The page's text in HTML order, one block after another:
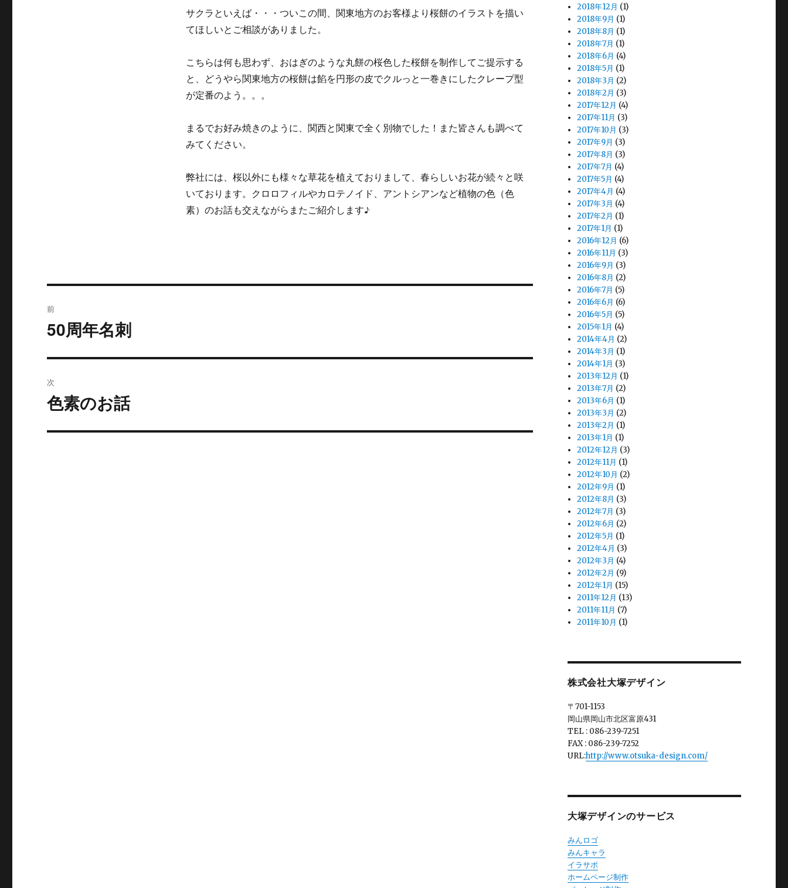
サクラといえば・・・ついこの間、関東地方のお客様より桜餅のイラストを描い
てほしいとご相談がありました。
こちらは何も思わず、おはぎのような丸餅の桜色した桜餅を制作してご提示する
と、どうやら関東地方の桜餅は餡を円形の皮でクルっと一巻きにしたクレープ型
が定番のよう。。。
まるでお好み焼きのように、関西と関東で全く別物でした！また皆さんも調べて
みてください。
弊社には、桜以外にも様々な草花を植えておりまして、春らしいお花が続々と咲
いております。クロロフィルやカロテノイド、アントシアンなど植物の色（色
素）のお話も交えながらまたご紹介します♪
稿
ゲ
前
過
の
投
稿:
50周年名刺
次
次
投
色素のお話
2018年12月 (1)
2018年9月 (1)
2018年8月 (1)
2018年7月 (1)
2018年6月 (4)
2018年5月 (1)
2018年3月 (2)
2018年2月 (3)
2017年12月 (4)
2017年11月 (3)
2017年10月 (3)
2017年9月 (3)
2017年8月 (3)
2017年7月 (4)
2017年5月 (4)
2017年4月 (4)
2017年3月 (4)
2017年2月 (1)
2017年1月 (1)
2016年12月 (6)
2016年11月 (3)
2016年9月 (3)
2016年8月 (2)
2016年7月 (5)
2016年6月 (6)
2016年5月 (5)
2015年1月 (4)
2014年4月 (2)
2014年3月 (1)
2014年1月 (3)
2013年12月 (1)
2013年7月 (2)
2013年6月 (1)
2013年3月 (2)
2013年2月 (1)
2013年1月 (1)
2012年12月 (3)
2012年11月 (1)
2012年10月 (2)
2012年9月 (1)
2012年8月 (3)
2012年7月 (3)
2012年6月 (2)
2012年5月 (1)
2012年4月 (3)
2012年3月 (4)
2012年2月 (9)
2012年1月 (15)
2011年12月 (13)
2011年11月 (7)
2011年10月 (1)
株式会社大塚デザイン
〒701-1153
岡山県岡山市北区富原431
TEL : 086-239-7251
FAX : 086-239-7252
URL:http://www.otsuka-design.com/
大塚デザインのサービス
みんロゴ
みんキャラ
イラサポ
ホームページ制作